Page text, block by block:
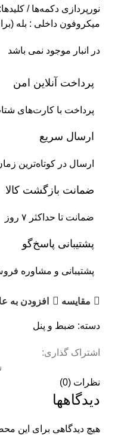
نورپردازی دکمه‌ها /
میکروفون داخلی : بله
در انبار موجود نمی باشد
پرداخت آنلاین امن
پرداخت با کارت‌های
ارسال سریع
ارسال در کوتاه‌ترین
ضمانت بازگشت کالا
ضمانت تا حداکثر ۷ روز
پشتیبانی پاسخ‌گو
پشتیبانی و مشاوره
مقایسه افزودن به
دسته: ضبط و پنل
اشتراک گذاری:
نظرات (0)
دیدگاهها
هیچ دیدگاهی برای این